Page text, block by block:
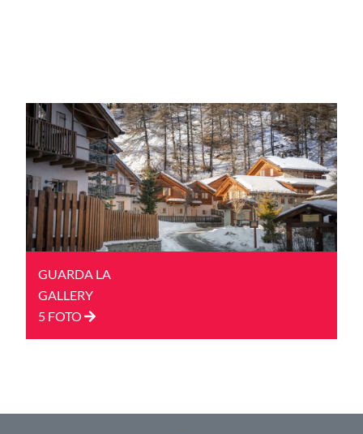
GUARDA LA
GALLERY
5 FOTO